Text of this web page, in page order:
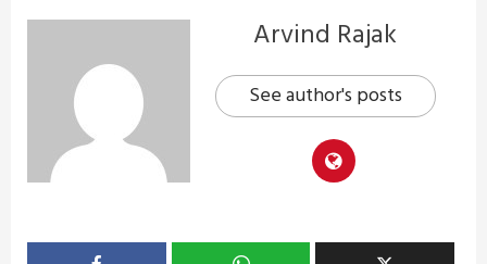
Arvind Rajak
See author's posts